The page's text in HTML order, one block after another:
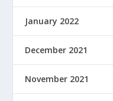
January 2022
December 2021
November 2021